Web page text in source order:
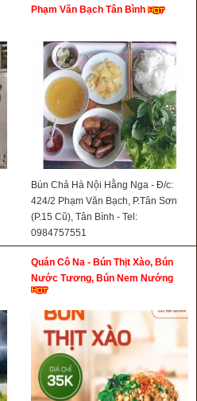
Phạm Văn Bạch Tân Bình
Bún Chả Hà Nội Hằng Nga - Đ/c:
424/2 Phạm Văn Bạch, P.Tân Sơn
(P.15 Cũ), Tân Bình - Tel:
0984757551
Quán Cô Na - Bún Thịt Xào, Bún
Nước Tương, Bún Nem Nướng